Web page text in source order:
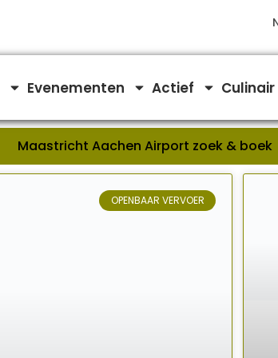
Evenementen Actief Culinair
Maastricht Aachen Airport zoek & boek
OPENBAAR VERVOER